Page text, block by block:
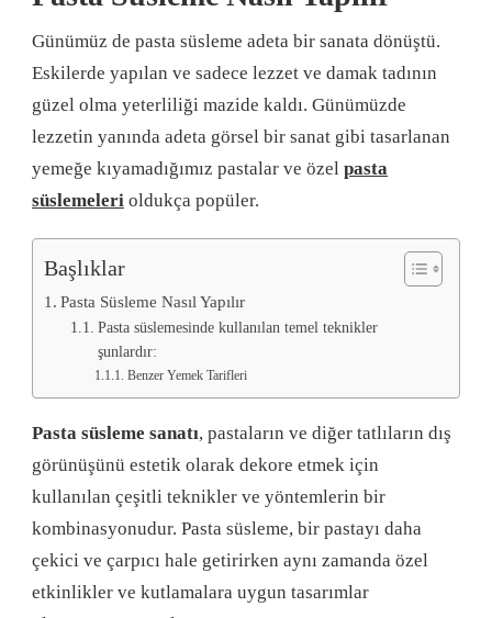
Günümüz de pasta süsleme adeta bir sanata dönüştü.
Eskilerde yapılan ve sadece lezzet ve damak tadının
güzel olma yeterliliği mazide kaldı. Günümüzde
lezzetin yanında adeta görsel bir sanat gibi tasarlanan
yemeğe kıyamadığımız pastalar ve özel pasta
süslemeleri oldukça popüler.
Başlıklar
Pasta Süsleme Nasıl Yapılır
Pasta süslemesinde kullanılan temel teknikler
şunlardır:
Benzer Yemek Tarifleri
Pasta süsleme sanatı, pastaların ve diğer tatlıların dış
görünüşünü estetik olarak dekore etmek için
kullanılan çeşitli teknikler ve yöntemlerin bir
kombinasyonudur. Pasta süsleme, bir pastayı daha
çekici ve çarpıcı hale getirirken aynı zamanda özel
etkinlikler ve kutlamalara uygun tasarımlar